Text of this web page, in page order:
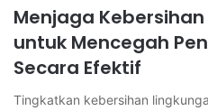
Menjaga
untuk Mencegah
Secara Efektif
Tingkatkan kebersihan